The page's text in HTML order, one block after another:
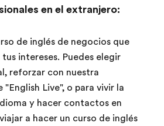
en el extranjero:
de inglés de negocios que
tus intereses. Puedes elegir
reforzar con nuestra
"English Live", o para vivir la
y hacer contactos en
a hacer un curso de inglés